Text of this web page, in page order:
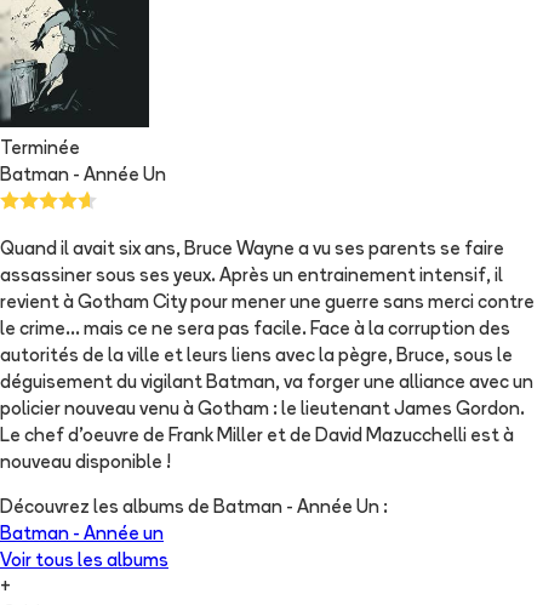
Terminée
Batman - Année Un
Quand il avait six ans, Bruce Wayne a vu ses parents se faire
assassiner sous ses yeux. Après un entrainement intensif, il
revient à Gotham City pour mener une guerre sans merci contre
le crime... mais ce ne sera pas facile. Face à la corruption des
autorités de la ville et leurs liens avec la pègre, Bruce, sous le
déguisement du vigilant Batman, va forger une alliance avec un
policier nouveau venu à Gotham : le lieutenant James Gordon.
Le chef d'oeuvre de Frank Miller et de David Mazucchelli est à
nouveau disponible !
Découvrez les albums de Batman - Année Un :
Batman - Année un
Voir tous les albums
+